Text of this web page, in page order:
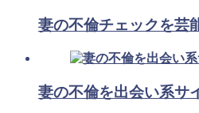
妻の不倫チェックを芸
妻の不倫を出会い系サ